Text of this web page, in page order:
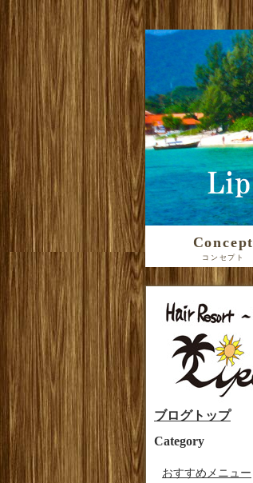
Concept
コンセプト
ブログトップ
Category
おすすめメニュー